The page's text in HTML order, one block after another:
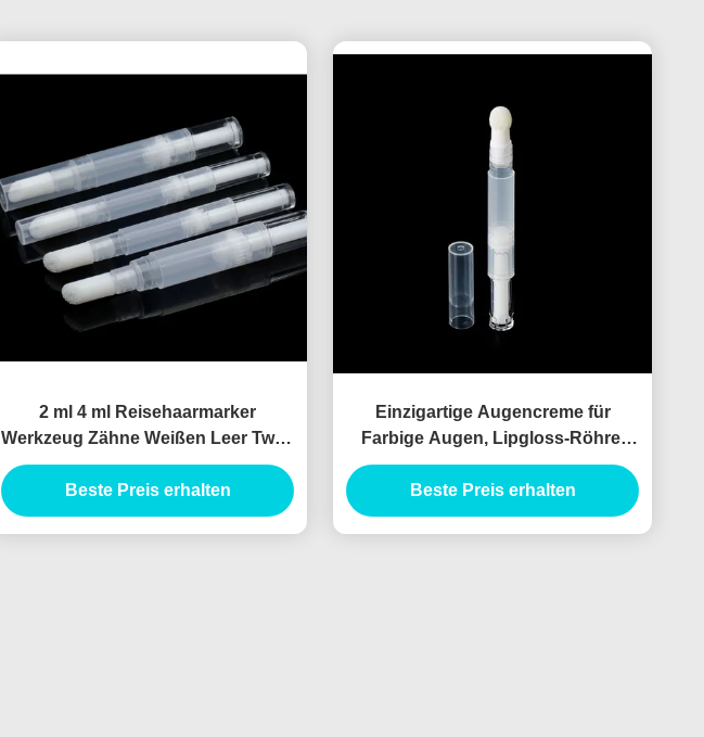
2 ml 4 ml Reisehaarmarker
Werkzeug Zähne Weißen Leer Twist
Pen Nagelölbürste Nachfüllbare
Flüssigkeitsbasis Flaschen
Beste Preis erhalten
Einzigartige Augencreme für
Farbige Augen, Lipgloss-Röhre,
Kosmetikbehälter, Leere
Verpackung Lipgloss
Beste Preis erhalten